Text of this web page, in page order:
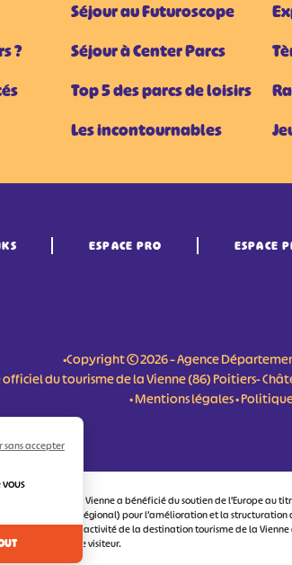
?
Séjour au Futuroscope
Séjour à Center Parcs
Top 5 des parcs de loisirs
Les incontournables
ESPACE PRO ESPACE
•Copyright © 2026 – Agence
officiel du tourisme de la Vienne (86) Poitiers-
•Mentions légales•
de Tourisme de la Vienne a bénéficié du soutien de l’Europe au
de développement Régional) pour l’amélioration et la structuration
une meilleure attractivité de la destination tourisme de la
au mieux le visiteur.
sans accepter